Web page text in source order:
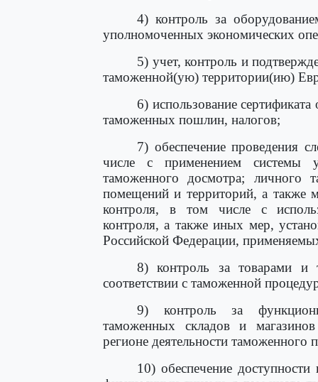
4) контроль за
уполномоченных экономических
5) учет, контроль и
таможенной(ую) территории(ию)
6) использование
таможенных пошлин, налогов;
7) обеспечение проведения
числе с применением системы
таможенного досмотра; личного
помещений и территорий, а также
контроля, в том числе с
контроля, а также иных мер,
Российской Федерации,
8) контроль за товарами и
соответствии с таможенной
9) контроль за
таможенных складов и
регионе деятельности таможенного
10) обеспечение